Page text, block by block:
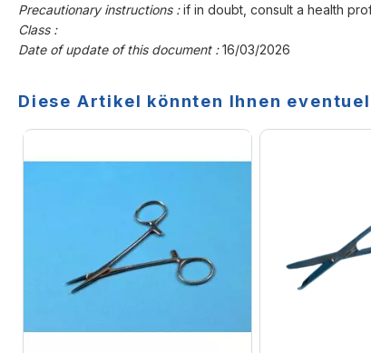
Precautionary instructions :if in doubt, consult a health
Class :
Date of update of this document :16/03/2026
Diese Artikel könnten Ihnen